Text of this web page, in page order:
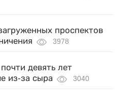
проспектов
3978
девять лет
из-за сыра
3040